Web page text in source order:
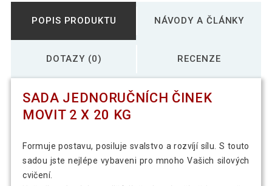
POPIS PRODUKTU NÁVODY A ČLÁNKY
DOTAZY (0) RECENZE
SADA JEDNORUČNÍCH ČINEK
MOVIT 2 X 20 KG
Formuje postavu, posiluje svalstvo a rozvíjí sílu. S touto
sadou jste nejlépe vybaveni pro mnoho Vašich silových
cvičení.